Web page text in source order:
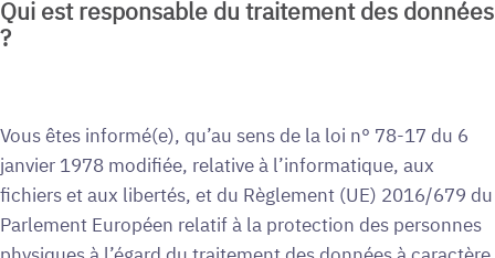
Qui est responsable du traitement des données
?
Vous êtes informé(e), qu’au sens de la loi n° 78-17 du 6
janvier 1978 modifiée, relative à l’informatique, aux
fichiers et aux libertés, et du Règlement (UE) 2016/679 du
Parlement Européen relatif à la protection des personnes